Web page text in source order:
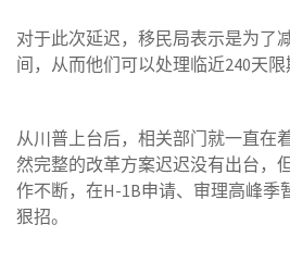
对于此次延迟，移民局表示是为了
间，从而他们可以处理临近240天限
从川普上台后，相关部门就一直在
然完整的改革方案迟迟没有出台，
作不断，在H-1B申请、审理高峰季
狠招。